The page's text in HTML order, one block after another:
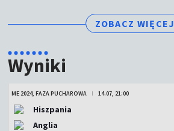
ZOBACZ WIĘCEJ
Wyniki
ME 2024, FAZA PUCHAROWA 14.07, 21:00
Hiszpania
Anglia